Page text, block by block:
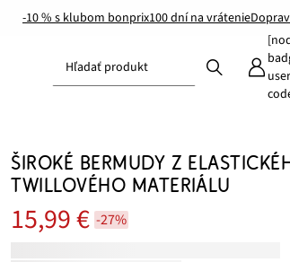
-10 % s klubom bonprix100 dní na vrátenie
Hľadať produkt
ŠIROKÉ BERMUDY Z
TWILLOVÉHO MATERIÁLU
15,99 € -27%